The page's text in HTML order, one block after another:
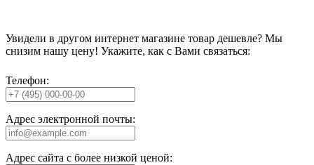
Увидели в другом интернет магазине товар дешевле? Мы
снизим нашу цену! Укажите, как с Вами связаться:
Телефон:
Адрес электронной почты:
Адрес сайта с более низкой ценой: